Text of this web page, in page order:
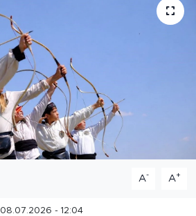
A- A+
08.07.2026 - 12:04